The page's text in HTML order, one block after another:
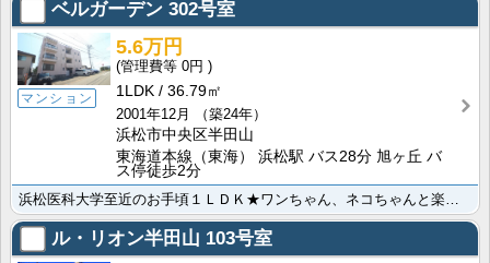
ベルガーデン 302号室
マンション
5.6万円
0円
1LDK
36.79㎡
2001年12月
（築24年）
浜松市中央区半田山
東海道本線（東海） 浜松駅 バス28分 旭ヶ丘 バ
ス停徒歩2分
ル・リオン半田山 103号室